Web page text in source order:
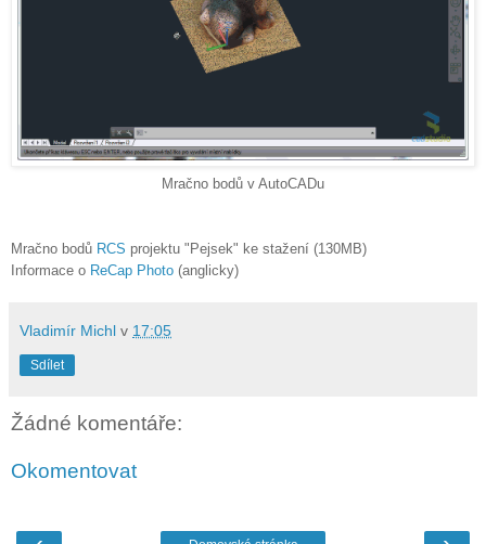
Mračno bodů v AutoCADu
Mračno bodů RCS projektu "Pejsek" ke stažení (130MB)
Informace o ReCap Photo (anglicky)
Vladimír Michl v 17:05
Sdílet
Žádné komentáře:
Okomentovat